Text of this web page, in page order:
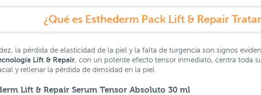
¿Qué es Esthederm Pack Lift & Repair
la pérdida de elasticidad de la piel y la falta de turgencia son signos
Lift & Repair, con un potente efecto tensor inmediato, centra toda
y rellenar la pérdida de densidad en la piel.
Lift & Repair Serum Tensor Absoluto 30 ml